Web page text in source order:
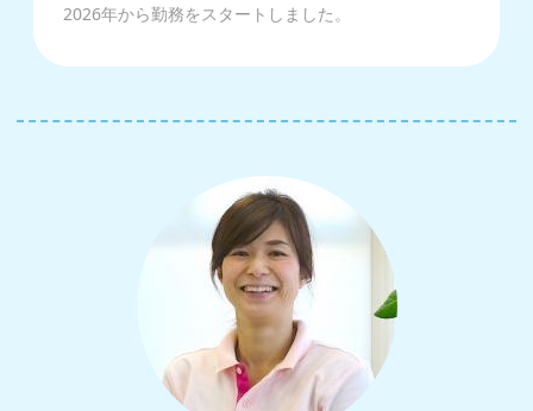
2026年から勤務をスタートしました。